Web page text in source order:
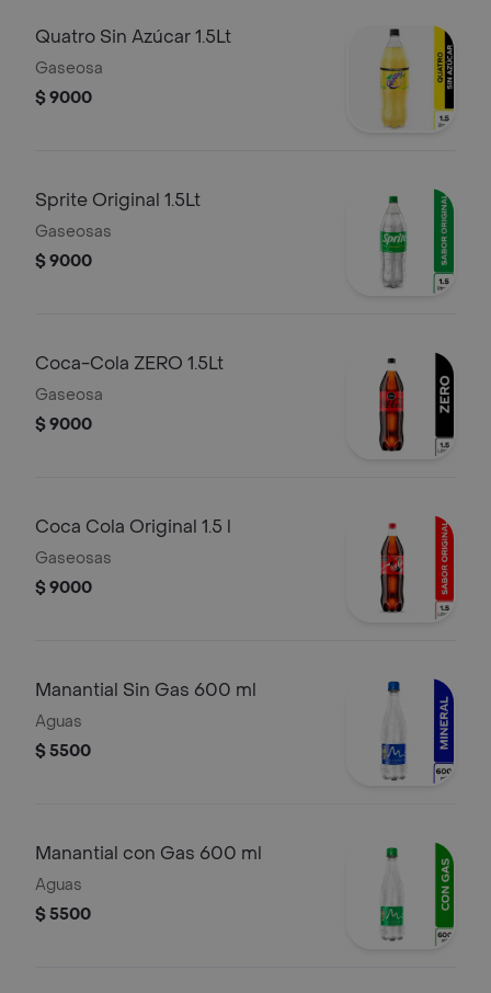
Quatro Sin Azúcar 1.5Lt
Gaseosa
$ 9000
Sprite Original 1.5Lt
Gaseosas
$ 9000
Coca-Cola ZERO 1.5Lt
Gaseosa
$ 9000
Coca Cola Original 1.5 l
Gaseosas
$ 9000
Manantial Sin Gas 600 ml
Aguas
$ 5500
Manantial con Gas 600 ml
Aguas
$ 5500